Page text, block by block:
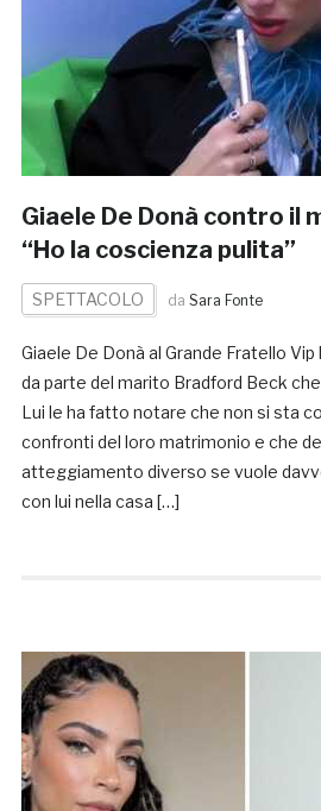
Giaele De Donà contro il
“Ho la coscienza pulita”
SPETTACOLO da Sara Fonte
Giaele De Donà al Grande Fratello
da parte del marito Bradford Beck
Lui le ha fatto notare che non si sta
confronti del loro matrimonio e che
atteggiamento diverso se vuole
con lui nella casa […]